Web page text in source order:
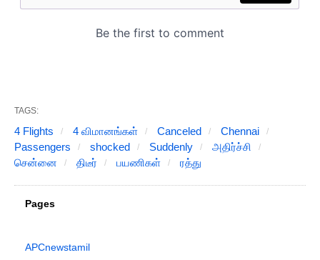
TAGS:
4 Flights 4 விமானங்கள் Canceled
Chennai
Passengers
shocked Suddenly
அதிர்ச்சி
சென்னை
திடீர் பயணிகள் ரத்து
Pages
APCnewstamil